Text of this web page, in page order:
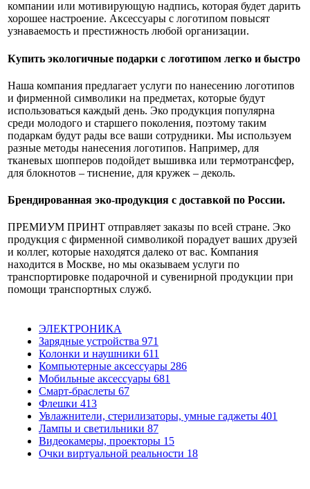
компании или мотивирующую надпись, которая будет дарить
хорошее настроение. Аксессуары с логотипом повысят
узнаваемость и престижность любой организации.
Купить экологичные подарки с логотипом легко и быстро
Наша компания предлагает услуги по нанесению логотипов
и фирменной символики на предметах, которые будут
использоваться каждый день. Эко продукция популярна
среди молодого и старшего поколения, поэтому таким
подаркам будут рады все ваши сотрудники. Мы используем
разные методы нанесения логотипов. Например, для
тканевых шопперов подойдет вышивка или термотрансфер,
для блокнотов – тиснение, для кружек – деколь.
Брендированная эко-продукция с доставкой по России.
ПРЕМИУМ ПРИНТ отправляет заказы по всей стране. Эко
продукция с фирменной символикой порадует ваших друзей
и коллег, которые находятся далеко от вас. Компания
находится в Москве, но мы оказываем услуги по
транспортировке подарочной и сувенирной продукции при
помощи транспортных служб.
ЭЛЕКТРОНИКА
Зарядные устройства 971
Колонки и наушники 611
Компьютерные аксессуары 286
Мобильные аксессуары 681
Смарт-браслеты 67
Флешки 413
Увлажнители, стерилизаторы, умные гаджеты 401
Лампы и светильники 87
Видеокамеры, проекторы 15
Очки виртуальной реальности 18